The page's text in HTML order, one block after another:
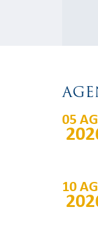
05
10